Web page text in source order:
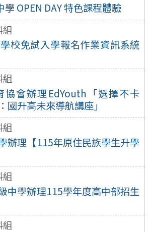
OPEN DAY 特色課程體驗
組
校免試入學報名作業資訊系統
組
協會辦理EdYouth「選擇不卡
國升高未來導航講座」
組
辦理【115年原住民族學生升學
組
中學辦理115學年度高中部招生
組